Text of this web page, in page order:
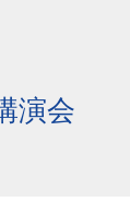
演会